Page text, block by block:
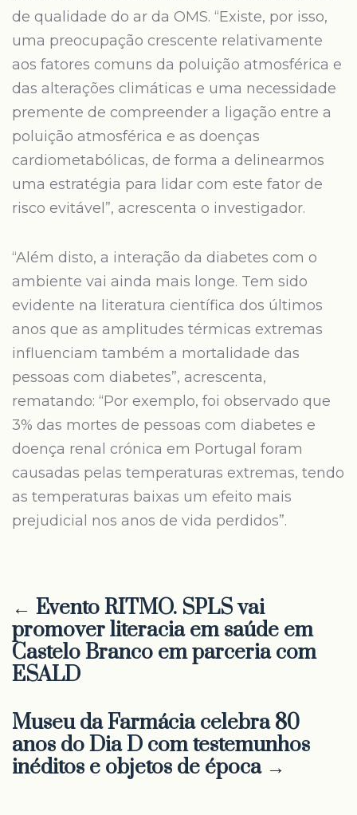
de qualidade do ar da OMS. “Existe, por isso,
uma preocupação crescente relativamente
aos fatores comuns da poluição atmosférica e
das alterações climáticas e uma necessidade
premente de compreender a ligação entre a
poluição atmosférica e as doenças
cardiometabólicas, de forma a delinearmos
uma estratégia para lidar com este fator de
risco evitável”, acrescenta o investigador.
“Além disto, a interação da diabetes com o
ambiente vai ainda mais longe. Tem sido
evidente na literatura científica dos últimos
anos que as amplitudes térmicas extremas
influenciam também a mortalidade das
pessoas com diabetes”, acrescenta,
rematando: “Por exemplo, foi observado que
3% das mortes de pessoas com diabetes e
doença renal crónica em Portugal foram
causadas pelas temperaturas extremas, tendo
as temperaturas baixas um efeito mais
prejudicial nos anos de vida perdidos”.
← Evento RITMO. SPLS vai
promover literacia em saúde em
Castelo Branco em parceria com
ESALD
Museu da Farmácia celebra 80
anos do Dia D com testemunhos
inéditos e objetos de época →